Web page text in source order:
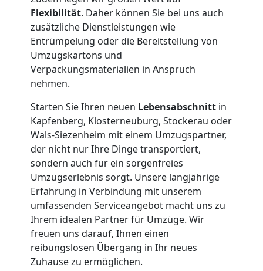
Flexibilität. Daher können Sie bei uns auch
zusätzliche Dienstleistungen wie
Entrümpelung oder die Bereitstellung von
Umzugskartons und
Verpackungsmaterialien in Anspruch
nehmen.
Starten Sie Ihren neuen Lebensabschnitt in
Kapfenberg, Klosterneuburg, Stockerau oder
Wals-Siezenheim mit einem Umzugspartner,
der nicht nur Ihre Dinge transportiert,
sondern auch für ein sorgenfreies
Umzugserlebnis sorgt. Unsere langjährige
Erfahrung in Verbindung mit unserem
umfassenden Serviceangebot macht uns zu
Ihrem idealen Partner für Umzüge. Wir
freuen uns darauf, Ihnen einen
reibungslosen Übergang in Ihr neues
Zuhause zu ermöglichen.
Umzugshelfer
Leonding
Möbeltaxi
Leonding